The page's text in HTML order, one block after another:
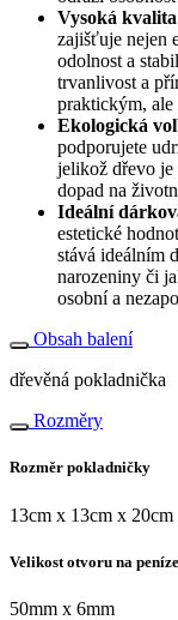
Vysoká
zajišťuje nejen
odolnost a
trvanlivost a
praktickým,
Ekologická
podporujete
jelikož dřevo je
dopad na
Ideální
estetické
stává ideálním
narozeniny či
osobní a
Obsah balení
dřevěná pokladnička
Rozměry
Rozměr pokladničky
13cm x 13cm x 20cm
Velikost otvoru na peníze
50mm x 6mm